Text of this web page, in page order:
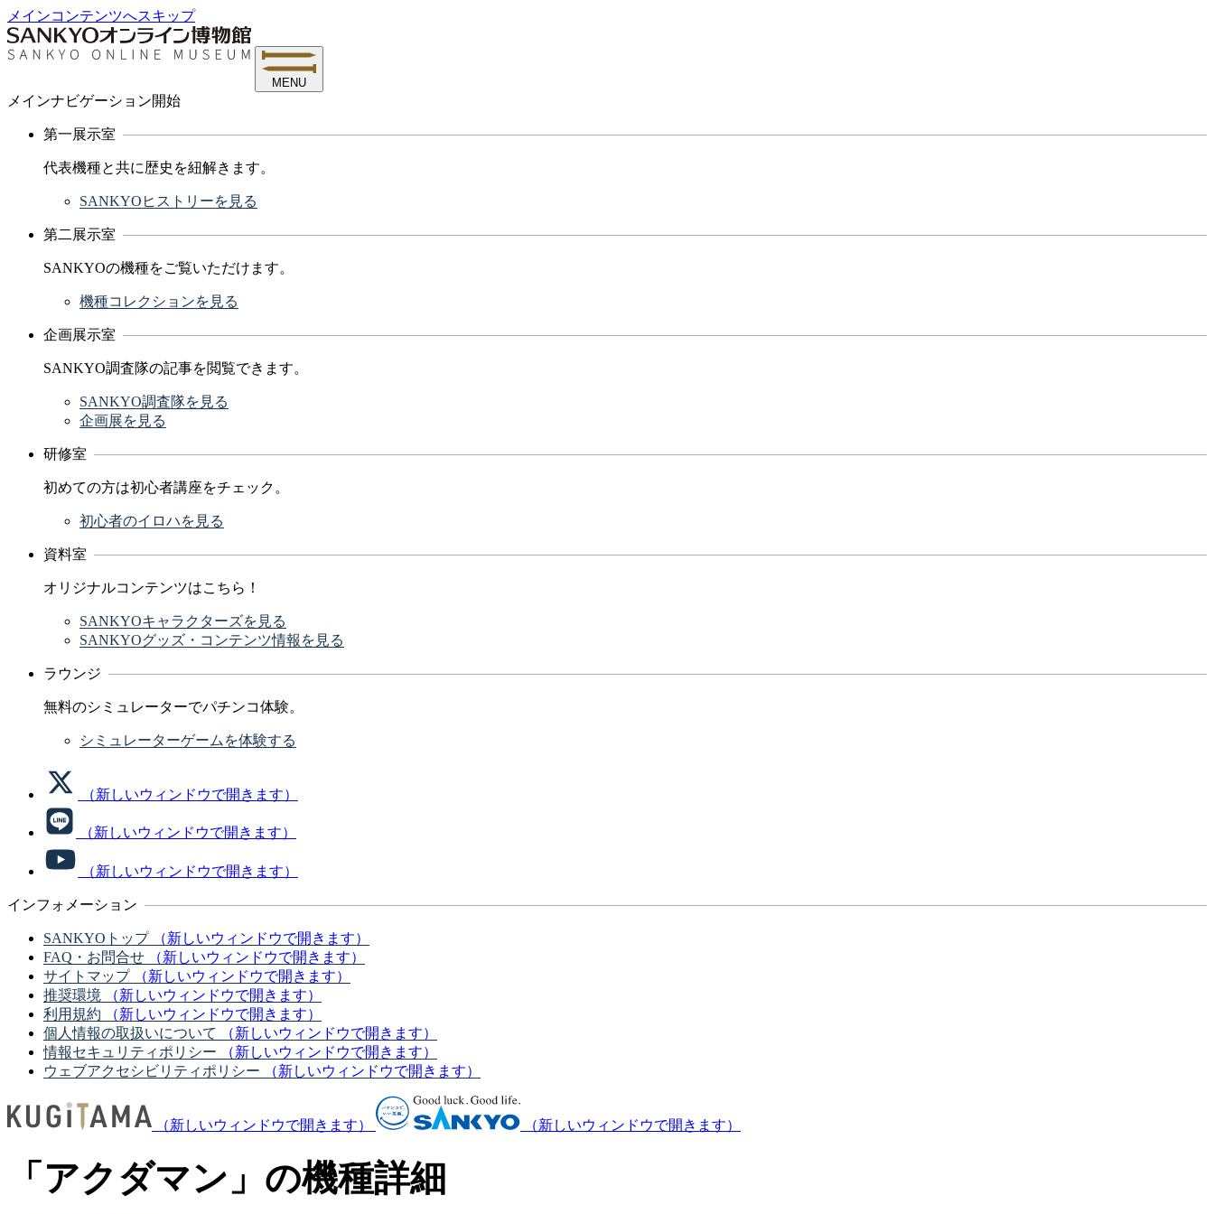
メインコンテンツへスキップ
MENU
メインナビゲーション開始
第一展示室
代表機種と共に歴史を紐解きます。
SANKYOヒストリーを見る
第二展示室
SANKYOの機種をご覧いただけます。
機種コレクションを見る
企画展示室
SANKYO調査隊の記事を閲覧できます。
SANKYO調査隊を見る
企画展を見る
研修室
初めての方は初心者講座をチェック。
初心者のイロハを見る
資料室
オリジナルコンテンツはこちら！
SANKYOキャラクターズを見る
SANKYOグッズ・コンテンツ情報を見る
ラウンジ
無料のシミュレーターでパチンコ体験。
シミュレーターゲームを体験する
（新しいウィンドウで開きます）
（新しいウィンドウで開きます）
（新しいウィンドウで開きます）
インフォメーション
SANKYOトップ
（新しいウィンドウで開きます）
FAQ・お問合せ
（新しいウィンドウで開きます）
サイトマップ
（新しいウィンドウで開きます）
推奨環境
（新しいウィンドウで開きます）
利用規約
（新しいウィンドウで開きます）
個人情報の取扱いについて
（新しいウィンドウで開きます）
情報セキュリティポリシー
（新しいウィンドウで開きます）
ウェブアクセシビリティポリシー
（新しいウィンドウで開きます）
（新しいウィンドウで開きます） （新しいウィンドウで開きます）
「アクダマン」の機種詳細